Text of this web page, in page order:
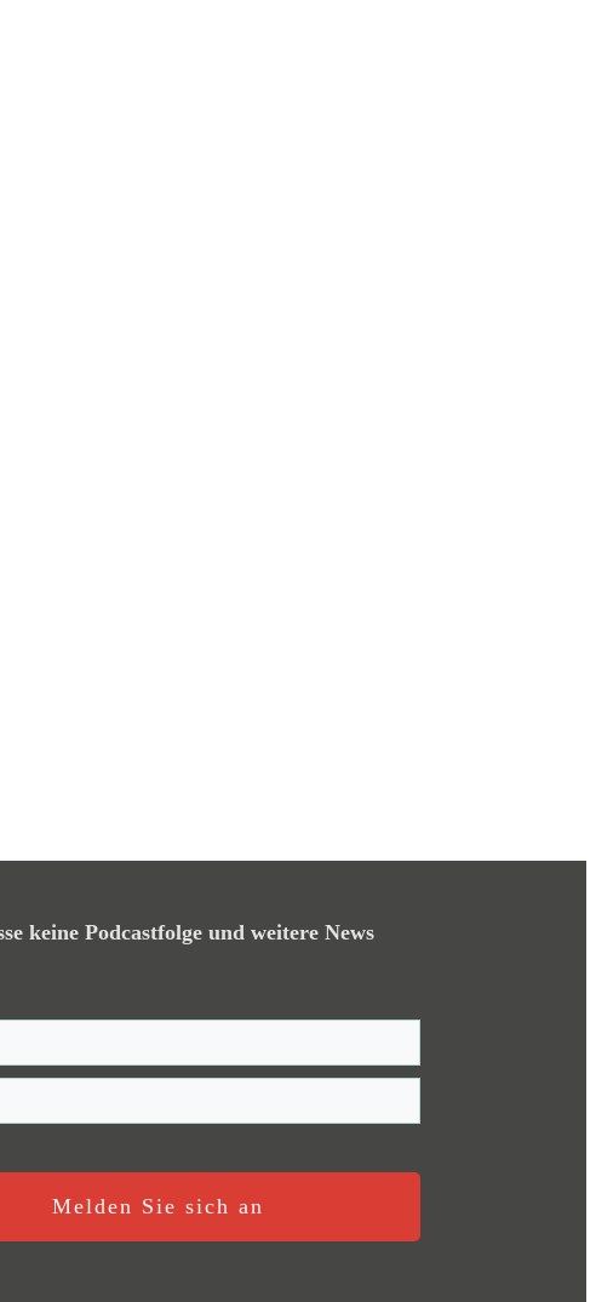
keine Podcastfolge und weitere News
Melden Sie sich an